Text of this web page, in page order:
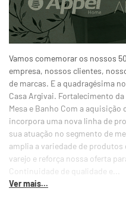
Vamos comemorar os nossos
empresa, nossos clientes,
de marcas. E a quadragésima
Casa Argivai. Fortalecimento
Mesa e Banho Com a aquisição
incorpora uma nova linha de
sua atuação no segmento de
amplia a variedade de
varejo e reforça nossa oferta
Continuidade de qualidade e...
Ver mais...